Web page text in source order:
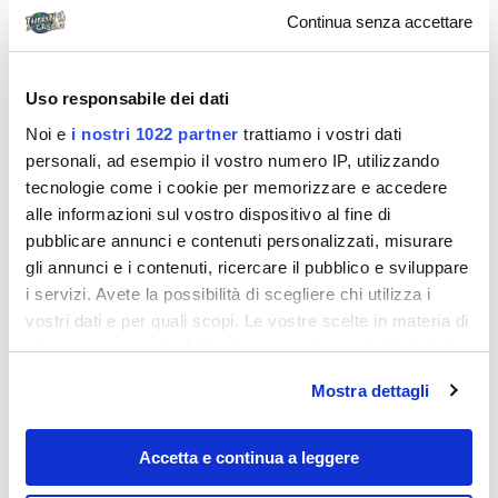
Continua senza accettare
Uso responsabile dei dati
Noi e i nostri 1022 partner trattiamo i vostri dati
personali, ad esempio il vostro numero IP, utilizzando
tecnologie come i cookie per memorizzare e accedere
alle informazioni sul vostro dispositivo al fine di
pubblicare annunci e contenuti personalizzati, misurare
gli annunci e i contenuti, ricercare il pubblico e sviluppare
i servizi. Avete la possibilità di scegliere chi utilizza i
vostri dati e per quali scopi. Le vostre scelte in materia di
privacy sono applicabili solo su questa proprietà digitale
modificare o revocare il proprio consenso in qualsiasi
momento dalla Dichiarazione sui cookie o facendo clic
sull'icona di attivazione della privacy.
Mostra dettagli
Accetta e continua a leggere
PARTECIPARE:
È il primo e il più grande tra i festival circensi
indonesiani. Dura la bellezza di undici giorni, a partire
dal primo di luglio. Si terrà a Lapangan Parkir Timur
Senayan. Non so a voi, ma a me detta così suona
decisamente bene.